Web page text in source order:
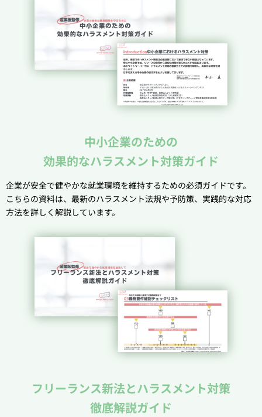
中小企業のための
効果的なハラスメント対策ガイド
企業が安全で健やかな就業環境を維持するための必須ガイドです。
こちらの資料は、最新のハラスメント法規や予防策、実践的な対応
方法を詳しく解説しています。
フリーランス新法とハラスメント対策
徹底解説ガイド